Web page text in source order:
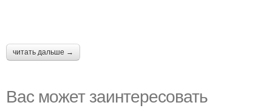
читать дальше →
Вас может заинтересовать